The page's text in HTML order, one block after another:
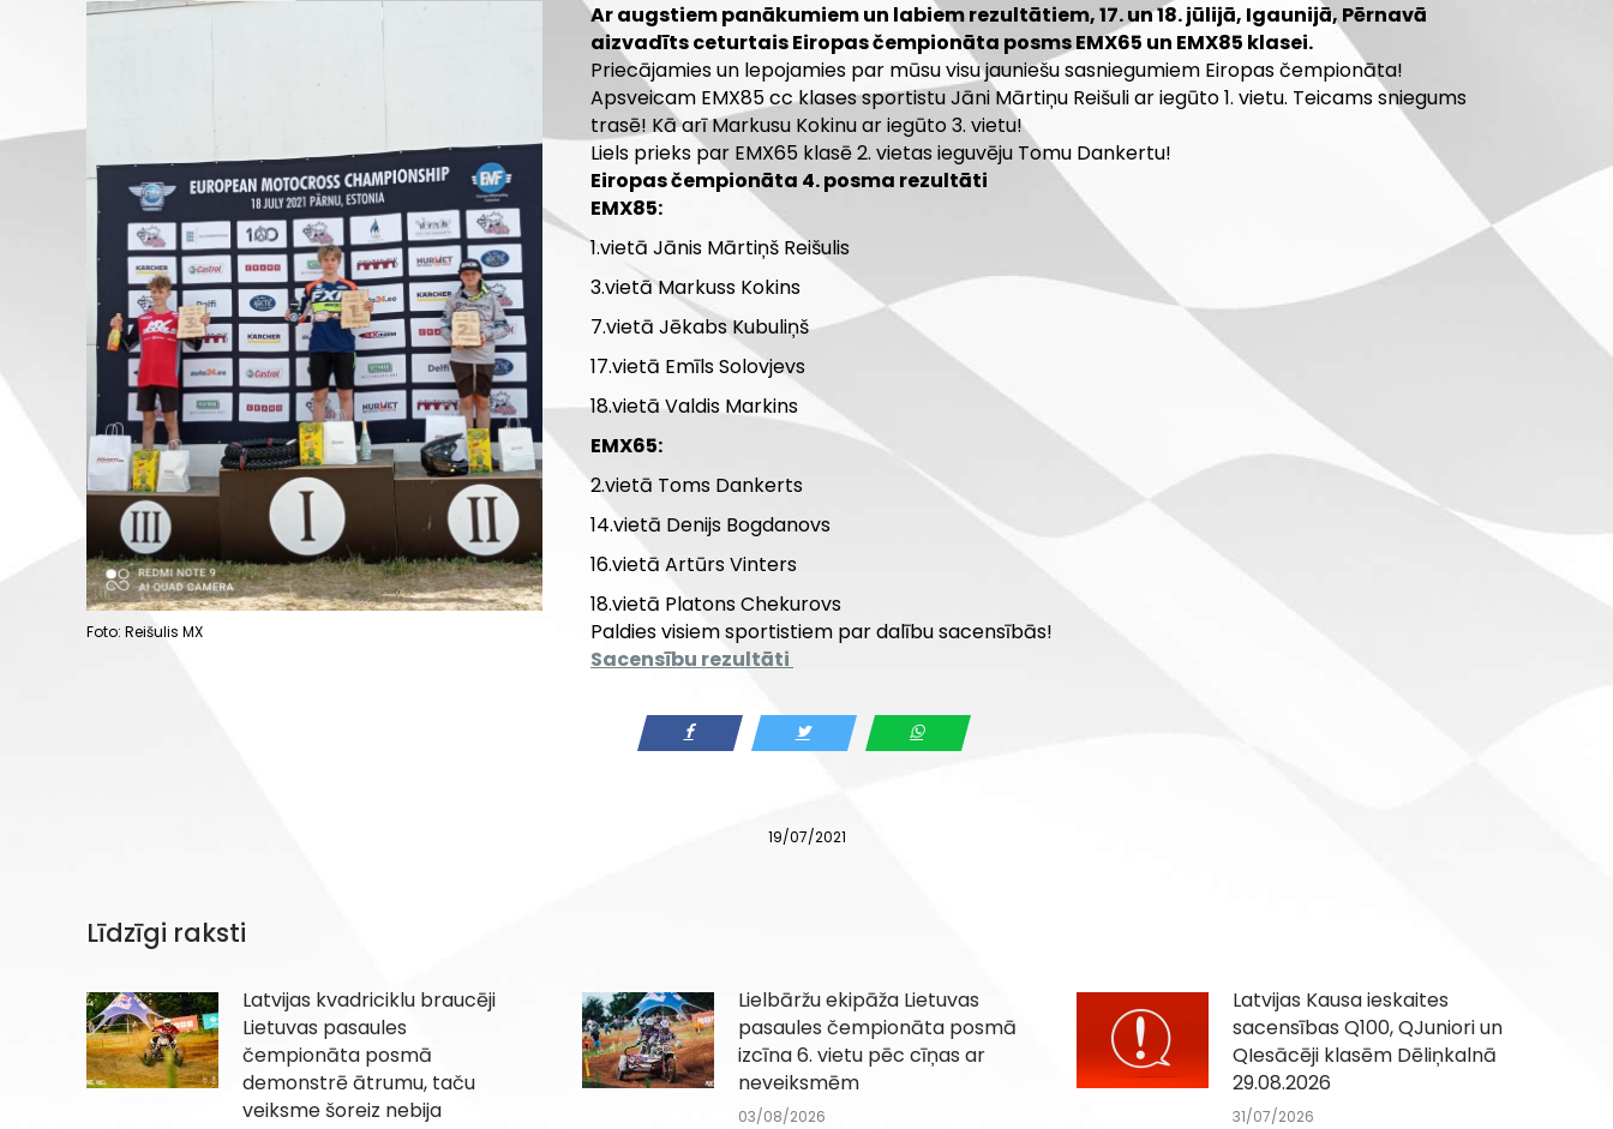
Foto: Reišulis MX
Ar augstiem panākumiem un labiem rezultātiem, 17. un 18. jūlijā, Igaunijā, Pērnavā
aizvadīts ceturtais Eiropas čempionāta posms EMX65 un EMX85 klasei.
Priecājamies un lepojamies par mūsu visu jauniešu sasniegumiem Eiropas čempionāta!
Apsveicam EMX85 cc klases sportistu Jāni Mārtiņu Reišuli ar iegūto 1. vietu. Teicams sniegums
trasē! Kā arī Markusu Kokinu ar iegūto 3. vietu!
Liels prieks par EMX65 klasē 2. vietas ieguvēju Tomu Dankertu!
Eiropas čempionāta 4. posma rezultāti
EMX85:
1.vietā Jānis Mārtiņš Reišulis
3.vietā Markuss Kokins
7.vietā Jēkabs Kubuliņš
17.vietā Emīls Solovjevs
18.vietā Valdis Markins
EMX65:
2.vietā Toms Dankerts
14.vietā Denijs Bogdanovs
16.vietā Artūrs Vinters
18.vietā Platons Chekurovs
Paldies visiem sportistiem par dalību sacensībās!
Sacensību rezultāti
19/07/2021
Līdzīgi raksti
Latvijas kvadriciklu braucēji
Lietuvas pasaules
čempionāta posmā
demonstrē ātrumu, taču
veiksme šoreiz nebija
Lielbāržu ekipāža Lietuvas
pasaules čempionāta posmā
izcīna 6. vietu pēc cīņas ar
neveiksmēm
03/08/2026
Latvijas Kausa ieskaites
sacensības Q100, QJuniori un
QIesācēji klasēm Dēliņkalnā
29.08.2026
31/07/2026